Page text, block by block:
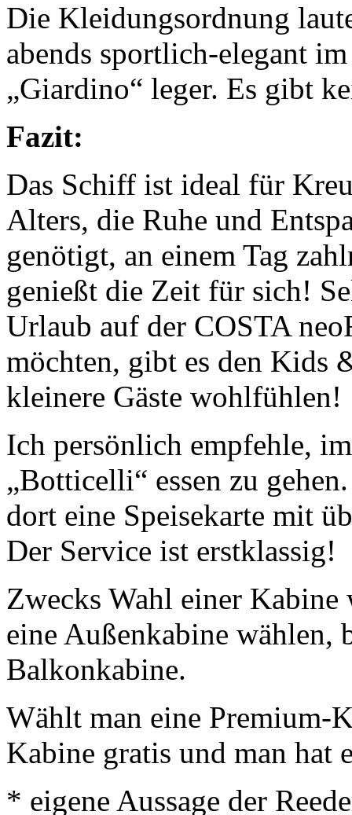
Die Kleidungsordnung
abends sportlich-elegant
„Giardino“ leger. Es gibt
Fazit:
Das Schiff ist ideal für
Alters, die Ruhe und
genötigt, an einem Tag
genießt die Zeit für sich!
Urlaub auf der COSTA
möchten, gibt es den Kids
kleinere Gäste wohlfühlen!
Ich persönlich empfehle,
„Botticelli“ essen zu
dort eine Speisekarte mit
Der Service ist erstklassig!
Zwecks Wahl einer
eine Außenkabine wählen,
Balkonkabine.
Wählt man eine Premium-
Kabine gratis und man hat
* eigene Aussage der